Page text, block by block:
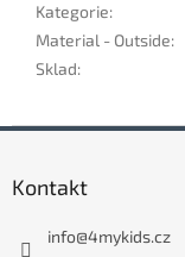
Kategorie:
Material - Outside:
Sklad:
Kontakt
info@4mykids.cz